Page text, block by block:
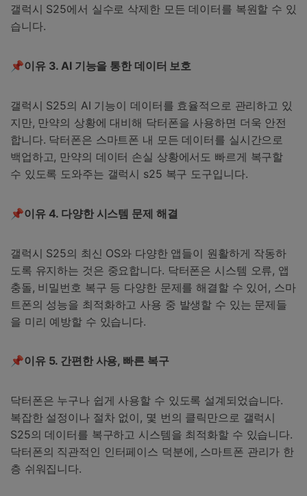
갤럭시 S25에서 실수로 삭제한 모든 데이터를 복원할 수 있
습니다.
📌이유 3. AI 기능을 통한 데이터 보호
갤럭시 S25의 AI 기능이 데이터를 효율적으로 관리하고 있
지만, 만약의 상황에 대비해 닥터폰을 사용하면 더욱 안전
합니다. 닥터폰은 스마트폰 내 모든 데이터를 실시간으로
백업하고, 만약의 데이터 손실 상황에서도 빠르게 복구할
수 있도록 도와주는 갤럭시 s25 복구 도구입니다.
📌이유 4. 다양한 시스템 문제 해결
갤럭시 S25의 최신 OS와 다양한 앱들이 원활하게 작동하
도록 유지하는 것은 중요합니다. 닥터폰은 시스템 오류, 앱
충돌, 비밀번호 복구 등 다양한 문제를 해결할 수 있어, 스마
트폰의 성능을 최적화하고 사용 중 발생할 수 있는 문제들
을 미리 예방할 수 있습니다.
📌이유 5. 간편한 사용, 빠른 복구
닥터폰은 누구나 쉽게 사용할 수 있도록 설계되었습니다.
복잡한 설정이나 절차 없이, 몇 번의 클릭만으로 갤럭시
S25의 데이터를 복구하고 시스템을 최적화할 수 있습니다.
닥터폰의 직관적인 인터페이스 덕분에, 스마트폰 관리가 한
층 쉬워집니다.